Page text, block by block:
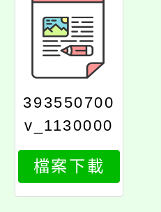
393550700
v_1130000
636ax_1
檔案下載